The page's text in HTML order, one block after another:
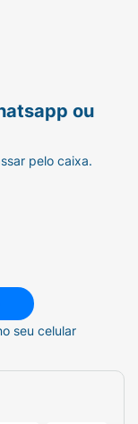
ou
pelo caixa.
seu celular